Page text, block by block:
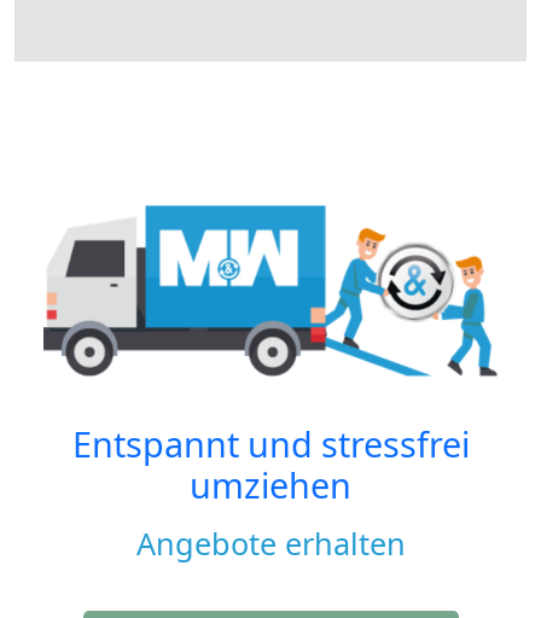
Entspannt und stressfrei
umziehen
Angebote erhalten